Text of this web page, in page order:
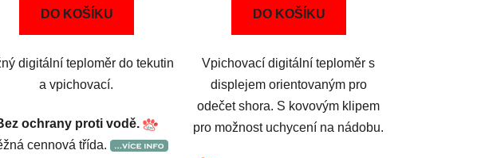
DO KOŠÍKU
digitální teploměr do tekutin
a vpichovací.
ochrany proti vodě.
cennová třída.
DO KOŠÍKU
Vpichovací digitální teploměr s
displejem orientovaným pro
odečet shora. S kovovým klipem
pro možnost uchycení na nádobu.